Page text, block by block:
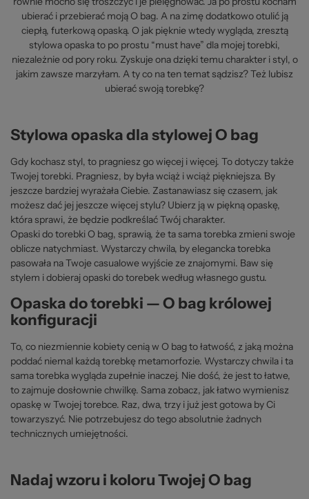
ubierać i przebierać moją O bag. A na zimę dodatkowo otulić ją
ciepłą, futerkową opaską. O jak pięknie wtedy wygląda, zresztą
stylowa opaska to po prostu “must have” dla mojej torebki,
niezależnie od pory roku. Zyskuje ona dzięki temu charakter i styl, o
jakim zawsze marzyłam. A ty co na ten temat sądzisz? Też lubisz
ubierać swoją torebkę?
Stylowa opaska dla stylowej O bag
Gdy kochasz styl, to pragniesz go więcej i więcej. To dotyczy także
Twojej torebki. Pragniesz, by była wciąż i wciąż piękniejsza. By
jeszcze bardziej wyrażała Ciebie. Zastanawiasz się czasem, jak
możesz dać jej jeszcze więcej stylu? Ubierz ją w piękną opaskę,
która sprawi, że będzie podkreślać Twój charakter.
Opaski do torebki O bag, sprawią, że ta sama torebka zmieni swoje
oblicze natychmiast. Wystarczy chwila, by elegancka torebka
pasowała na Twoje casualowe wyjście ze znajomymi. Baw się
stylem i dobieraj opaski do torebek według własnego gustu.
Opaska do torebki — O bag królowej
konfiguracji
To, co niezmiennie kobiety cenią w O bag to łatwość, z jaką można
poddać niemal każdą torebkę metamorfozie. Wystarczy chwila i ta
sama torebka wygląda zupełnie inaczej. Nie dość, że jest to łatwe,
to zajmuje dosłownie chwilkę. Sama zobacz, jak łatwo wymienisz
opaskę w Twojej torebce. Raz, dwa, trzy i już jest gotowa by Ci
towarzyszyć. Nie potrzebujesz do tego absolutnie żadnych
technicznych umiejętności.
Nadaj wzoru i koloru Twojej O bag